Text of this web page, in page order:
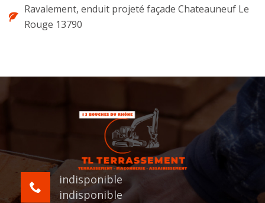
Ravalement, enduit projeté façade Chateauneuf Le
Rouge 13790
indisponible
indisponible